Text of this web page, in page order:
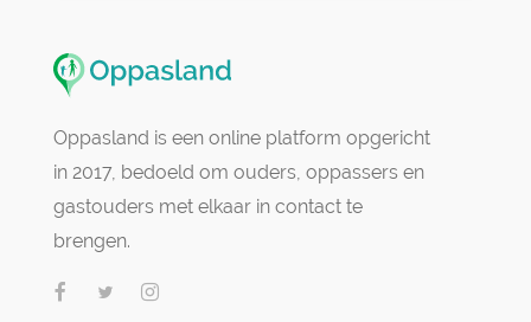
Oppasland is een online platform opgericht
in 2017, bedoeld om ouders, oppassers en
gastouders met elkaar in contact te
brengen.